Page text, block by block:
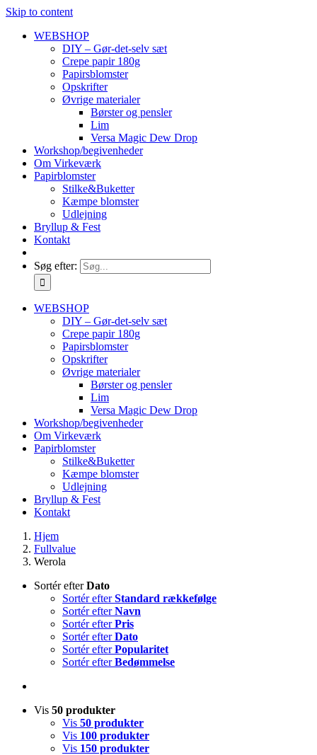
Skip to content
WEBSHOP
DIY – Gør-det-selv sæt
Crepe papir 180g
Papirsblomster
Opskrifter
Øvrige materialer
Børster og pensler
Lim
Versa Magic Dew Drop
Workshop/begivenheder
Om Virkeværk
Papirblomster
Stilke&Buketter
Kæmpe blomster
Udlejning
Bryllup & Fest
Kontakt
Søg efter:
WEBSHOP
DIY – Gør-det-selv sæt
Crepe papir 180g
Papirsblomster
Opskrifter
Øvrige materialer
Børster og pensler
Lim
Versa Magic Dew Drop
Workshop/begivenheder
Om Virkeværk
Papirblomster
Stilke&Buketter
Kæmpe blomster
Udlejning
Bryllup & Fest
Kontakt
Hjem
Fullvalue
Werola
Sortér efterDato
Sortér efterStandard rækkefølge
Sortér efterNavn
Sortér efterPris
Sortér efterDato
Sortér efterPopularitet
Sortér efterBedømmelse
Vis 50 produkter
Vis 50 produkter
Vis 100 produkter
Vis 150 produkter